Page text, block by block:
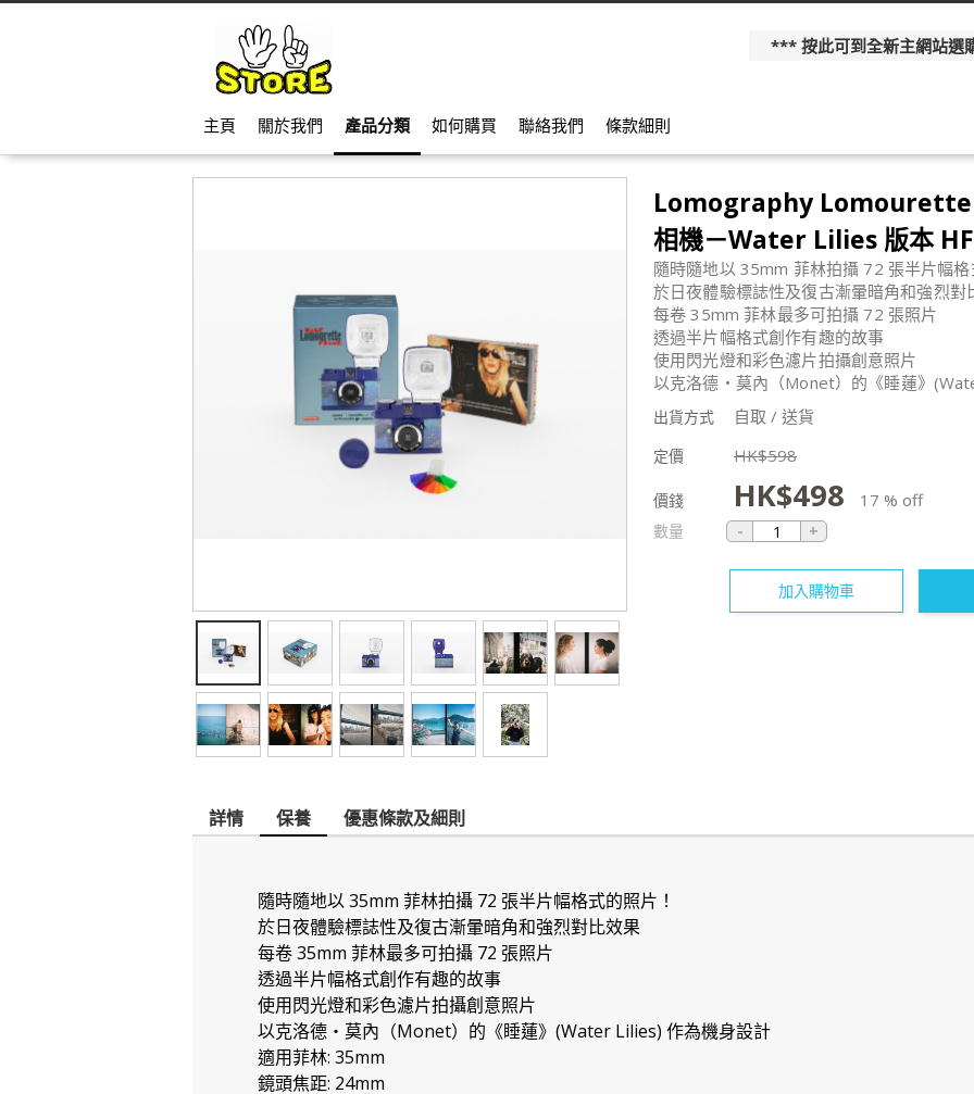
*** 按此可到全新主網站
主頁 關於我們 產品分類 如何購買 聯絡我們 條款細則
Lomography Lomourette
相機－Water Lilies 版本
隨時隨地以 35mm 菲林拍攝 72 張半片幅格
於日夜體驗標誌性及復古漸暈暗角和強烈對
每卷 35mm 菲林最多可拍攝 72 張照片
透過半片幅格式創作有趣的故事
使用閃光燈和彩色濾片拍攝創意照片
以克洛德‧莫內（Monet）的《睡蓮》
出貨方式 自取 / 送貨
定價 HK$598
價錢 HK$498 17 % off
數量
加入購物車
詳情 保養 優惠條款及細則
隨時隨地以 35mm 菲林拍攝 72 張半片幅格式的照片！
於日夜體驗標誌性及復古漸暈暗角和強烈對比效果
每卷 35mm 菲林最多可拍攝 72 張照片
透過半片幅格式創作有趣的故事
使用閃光燈和彩色濾片拍攝創意照片
以克洛德‧莫內（Monet）的《睡蓮》(Water Lilies) 作為機身設計
適用菲林: 35mm
鏡頭焦距: 24mm